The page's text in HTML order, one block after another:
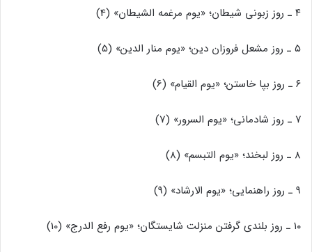
۴ ـ روز زبونی شیطان؛ «یوم مرغمه الشیطان» (4)
۵ ـ روز مشعل فروزان دین؛ «یوم منار الدین» (5)
۶ ـ روز بپا خاستن؛ «یوم القیام» (6)
۷ ـ روز شادمانی؛ «یوم السرور» (7)
۸ ـ روز لبخند؛ «یوم التبسم» (8)
۹ ـ روز راهنمایی؛ «یوم الارشاد» (9)
۱۰ ـ روز بلندی گرفتن منزلت شایستگان؛ «یوم رفع الدرج» (10)